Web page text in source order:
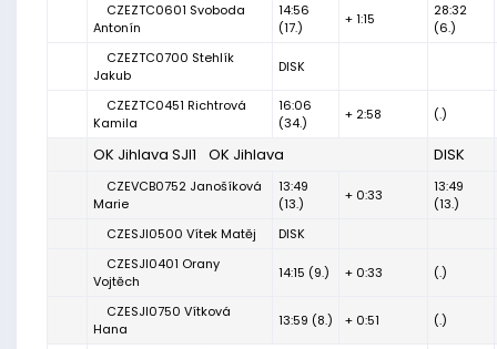
CZEZTC0601 Svoboda
Antonín
14:56
(17.)
+ 1:15
28:32
(6.)
CZEZTC0700 Stehlík
Jakub
DISK
CZEZTC0451 Richtrová
Kamila
16:06
(34.)
+ 2:58 (.)
OK Jihlava SJI1 OK Jihlava DISK
CZEVCB0752 Janošíková
Marie
13:49
(13.)
+ 0:33
13:49
(13.)
CZESJI0500 Vítek Matěj
DISK
CZESJI0401 Orany
Vojtěch
14:15 (9.) + 0:33 (.)
CZESJI0750 Vítková
Hana
13:59 (8.) + 0:51 (.)